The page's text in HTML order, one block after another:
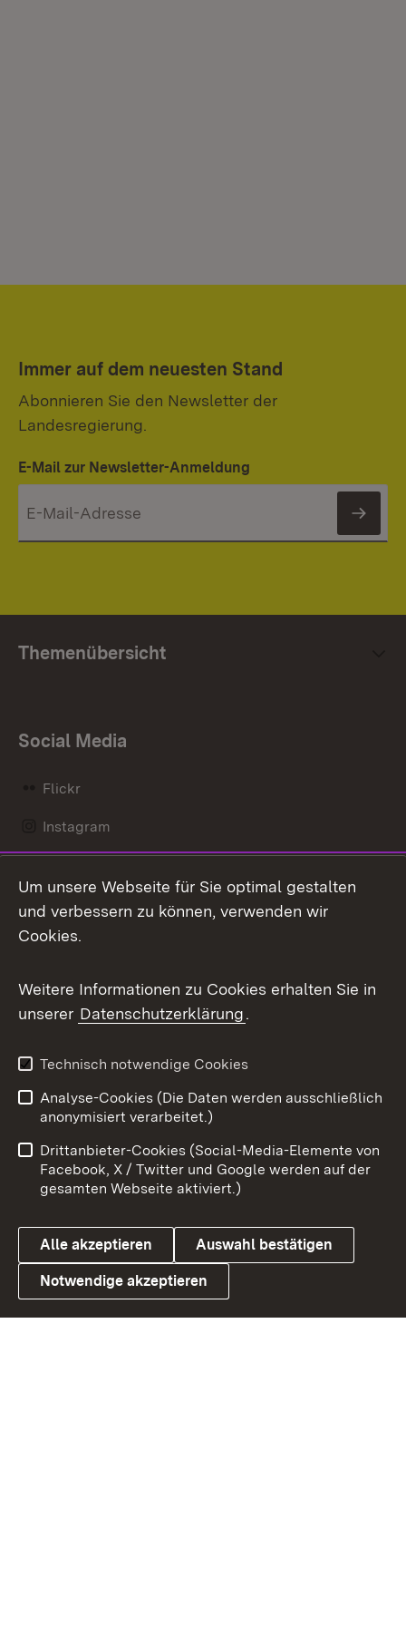
Immer auf dem neuesten Stand
Abonnieren Sie den Newsletter der
Landesregierung.
E-Mail zur Newsletter-Anmeldung
Themenübersicht
Social Media
Flickr
Instagram
Mastodon
Messenger
Social Wall
X / Twitter
Youtube
Link zum Landesportal
Benutzungshinweise
Barrierefreiheit
Datenschutz
Cookies
Um unsere Webseite für Sie optimal gestalten
und verbessern zu können, verwenden wir
Cookies.
Weitere Informationen zu Cookies erhalten Sie in
unserer Datenschutzerklärung.
Technisch notwendige Cookies
Analyse-Cookies (Die Daten werden ausschließlich
anonymisiert verarbeitet.)
Drittanbieter-Cookies (Social-Media-Elemente von
Facebook, X / Twitter und Google werden auf der
gesamten Webseite aktiviert.)
Alle akzeptieren Auswahl bestätigen
Notwendige akzeptieren